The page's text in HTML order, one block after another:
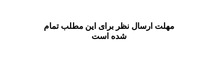
مهلت ارسال نظر برای این مطلب تمام
شده است